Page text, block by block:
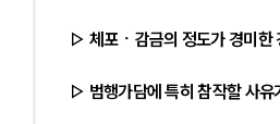
▷ 체포ㆍ감금의 정도가 경미한
▷ 범행가담에 특히 참작할 사유